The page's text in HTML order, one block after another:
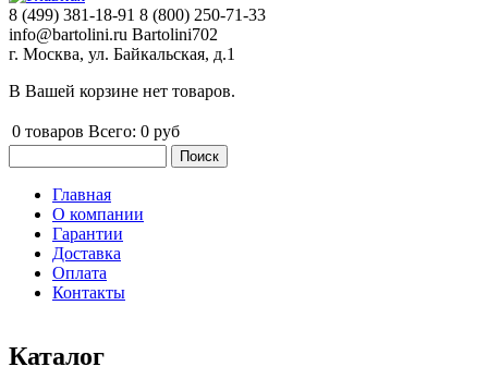
8 (499) 381-18-91 8 (800) 250-71-33
info@bartolini.ru Bartolini702
г. Москва, ул. Байкальская, д.1
В Вашей корзине нет товаров.
0 товаров Всего: 0 руб
Главное меню
Главная
О компании
Гарантии
Доставка
Оплата
Контакты
Каталог